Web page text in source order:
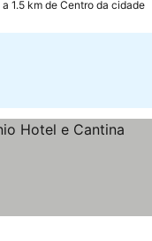
a 1.5 km de Centro da cidade